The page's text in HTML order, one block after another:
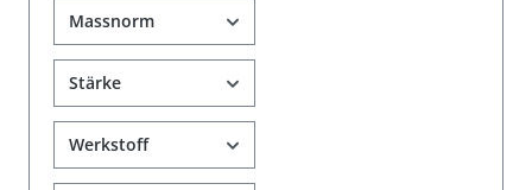
Massnorm
Stärke
Werkstoff